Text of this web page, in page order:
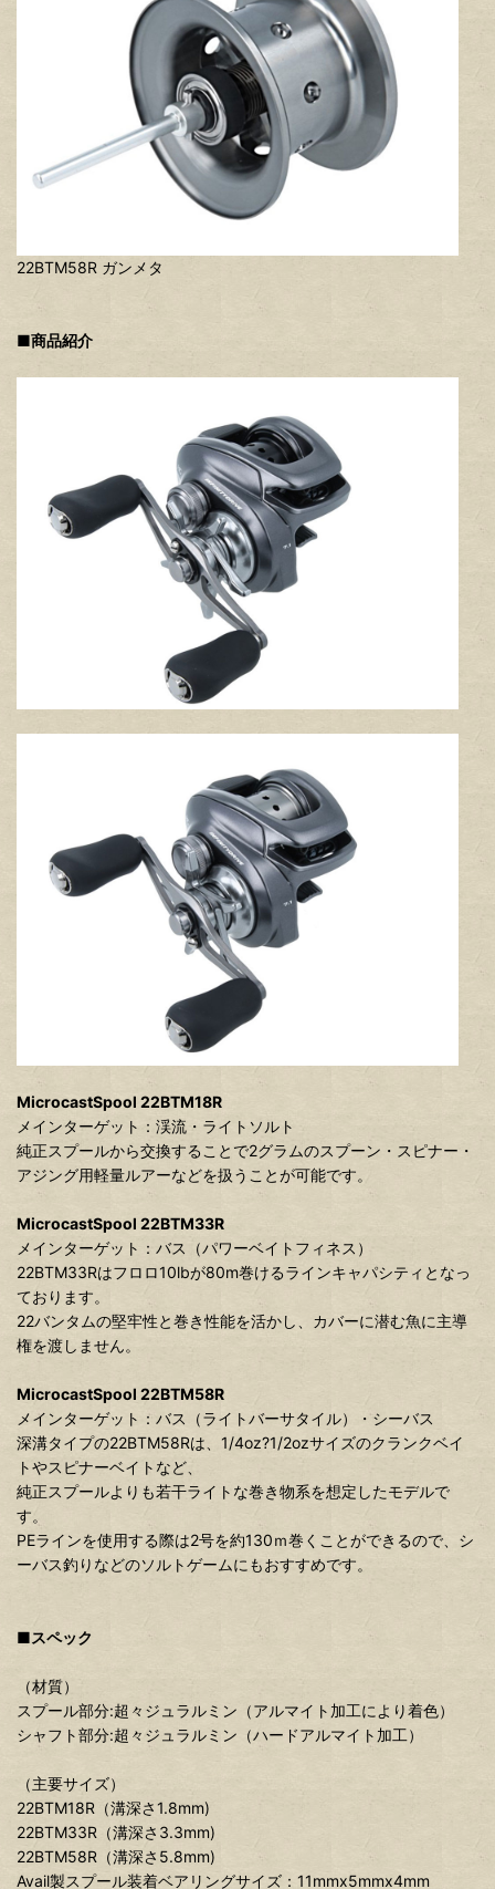
22BTM58R ガンメタ
■商品紹介
MicrocastSpool 22BTM18R
メインターゲット：渓流・ライトソルト
純正スプールから交換することで2グラムのスプーン・スピナー・
アジング用軽量ルアーなどを扱うことが可能です。
MicrocastSpool 22BTM33R
メインターゲット：バス（パワーベイトフィネス）
22BTM33Rはフロロ10lbが80m巻けるラインキャパシティとなっ
ております。
22バンタムの堅牢性と巻き性能を活かし、カバーに潜む魚に主導
権を渡しません。
MicrocastSpool 22BTM58R
メインターゲット：バス（ライトバーサタイル）・シーバス
深溝タイプの22BTM58Rは、1/4oz?1/2ozサイズのクランクベイ
トやスピナーベイトなど、
純正スプールよりも若干ライトな巻き物系を想定したモデルで
す。
PEラインを使用する際は2号を約130ｍ巻くことができるので、シ
ーバス釣りなどのソルトゲームにもおすすめです。
■スペック
（材質）
スプール部分:超々ジュラルミン（アルマイト加工により着色）
シャフト部分:超々ジュラルミン（ハードアルマイト加工）
（主要サイズ）
22BTM18R（溝深さ1.8mm)
22BTM33R（溝深さ3.3mm)
22BTM58R（溝深さ5.8mm)
Avail製スプール装着ベアリングサイズ：11mmx5mmx4mm